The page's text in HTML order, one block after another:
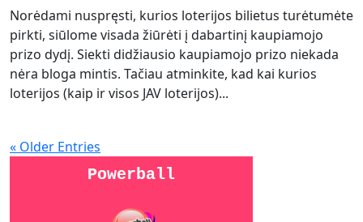
Norėdami nuspręsti, kurios loterijos bilietus turėtumėte
pirkti, siūlome visada žiūrėti į dabartinį kaupiamojo
prizo dydį. Siekti didžiausio kaupiamojo prizo niekada
nėra bloga mintis. Tačiau atminkite, kad kai kurios
loterijos (kaip ir visos JAV loterijos)...
« Older Entries